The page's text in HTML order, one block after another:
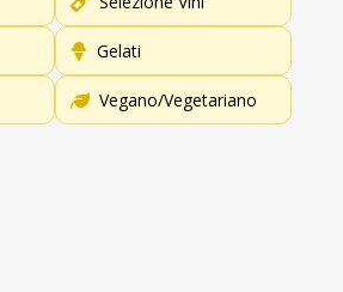
Gelati
Vegano/Vegetariano